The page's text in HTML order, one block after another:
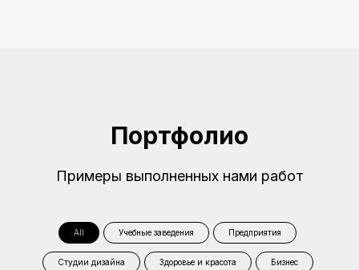
Портфолио
Примеры выполненных нами работ
All Учебные заведения Предприятия
Студии дизайна Здоровье и красота Бизнес